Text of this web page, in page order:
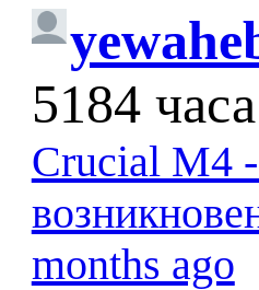
5184
Crucial M4
months ago